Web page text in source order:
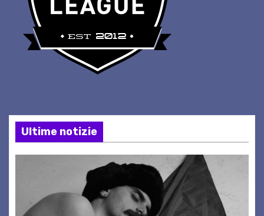
Ultime notizie